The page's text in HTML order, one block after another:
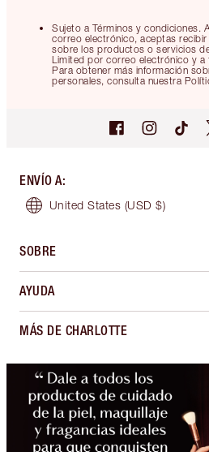
Sujeto a Términos y condiciones.
correo electrónico, aceptas
sobre los productos o servicios
Limited por correo electrónico y a
Para obtener más información
personales, consulta nuestra
ENVÍO A:
United States (USD $)
SOBRE
AYUDA
MÁS DE CHARLOTTE